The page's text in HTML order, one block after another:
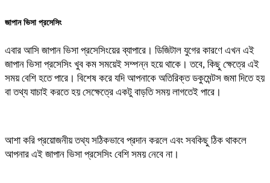
জাপান ভিসা প্রসেসিং
এবার আসি জাপান ভিসা প্রসেসিংয়ের ব্যাপারে। ডিজিটাল যুগের কারণে এখন এই
জাপান ভিসা প্রসেসিং খুব কম সময়েই সম্পন্ন হয়ে থাকে। তবে, কিছু ক্ষেত্রে এই
সময় বেশি হতে পারে। বিশেষ করে যদি আপনাকে অতিরিক্ত ডকুমেন্টস জমা দিতে হয়
বা তথ্য যাচাই করতে হয় সেক্ষেত্রে একটু বাড়তি সময় লাগতেই পারে।
আশা করি প্রয়োজনীয় তথ্য সঠিকভাবে প্রদান করলে এবং সবকিছু ঠিক থাকলে
আপনার এই জাপান ভিসা প্রসেসিং বেশি সময় নেবে না।